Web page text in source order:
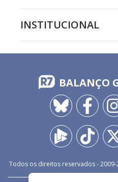
INSTITUCIONAL
BALANÇO
Todos os direitos reservados - 2009-